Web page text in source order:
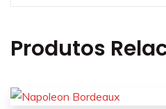
Produtos